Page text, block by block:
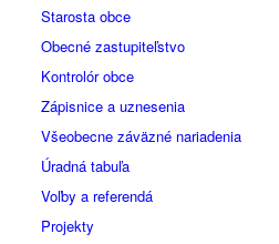
Starosta obce
Obecné zastupiteľstvo
Kontrolór obce
Zápisnice a uznesenia
Všeobecne záväzné nariadenia
Úradná tabuľa
Voľby a referendá
Projekty